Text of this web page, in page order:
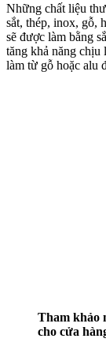
Những chất liệu
sắt, thép, inox, gỗ,
sẽ được làm bằng
tăng khả năng chịu
làm từ gỗ hoặc alu
Tham khảo
cho cửa